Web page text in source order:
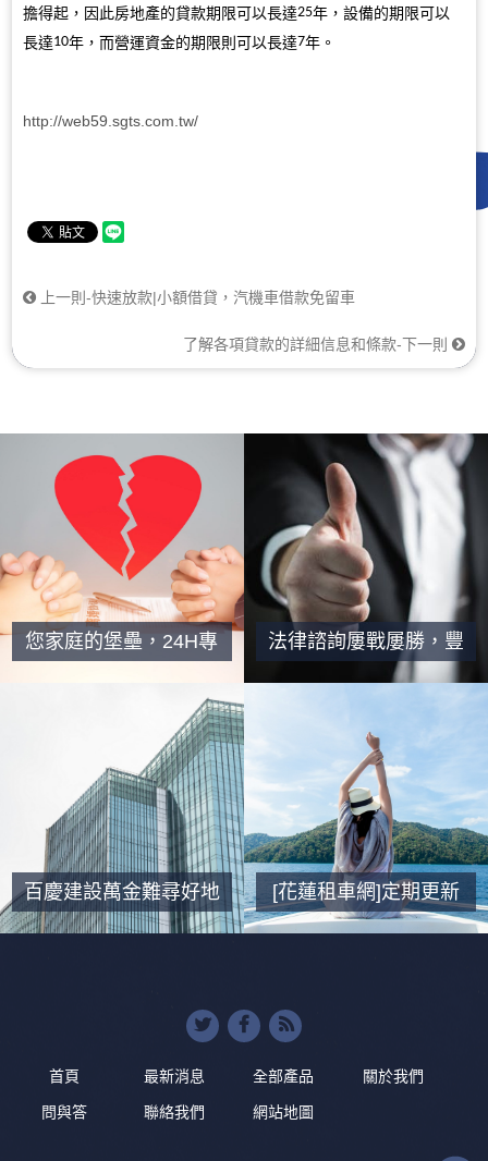
擔得起，因此房地產的貸款期限可以長達25年，設備的期限可以
長達10年，而營運資金的期限則可以長達7年。
http://web59.sgts.com.tw/
上一則-快速放款|小額借貸，汽機車借款免留車
了解各項貸款的詳細信息和條款-下一則
您家庭的堡壘，24H專
網，離婚家事案件之實
績與經驗豐富‎
法律諮詢屢戰屢勝，豐
碩經驗，通過電話提供
百慶建設萬金難尋好地
段歲月再增值，層峰森
[花蓮租車網]定期更新
｜包車旅遊｜A租B還
首頁 最新消息 全部產品 關於我們
問與答 聯絡我們 網站地圖